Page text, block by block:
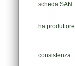
scheda SAN
ha produttore
consistenza